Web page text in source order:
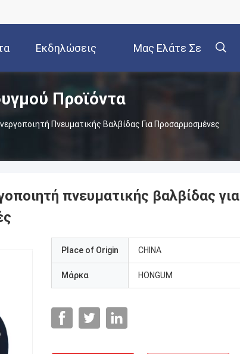
Εκδηλώσεις Μας Ελάτε Σε
Προϊόντα
Πνευματικής Βαλβίδας Για Προσαρμοσμένες
πνευματικής βαλβίδας για
Place of Origin CHINA
Μάρκα HONGUM